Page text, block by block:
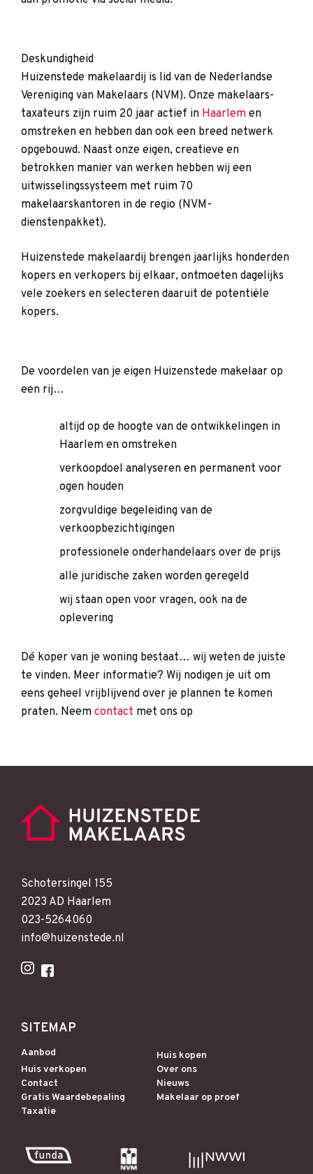
Deskundigheid
Huizenstede makelaardij is lid van de Nederlandse
Vereniging van Makelaars (NVM). Onze makelaars-
taxateurs zijn ruim 20 jaar actief in Haarlem en
omstreken en hebben dan ook een breed netwerk
opgebouwd. Naast onze eigen, creatieve en
betrokken manier van werken hebben wij een
uitwisselingssysteem met ruim 70
makelaarskantoren in de regio (NVM-
dienstenpakket).
Huizenstede makelaardij brengen jaarlijks honderden
kopers en verkopers bij elkaar, ontmoeten dagelijks
vele zoekers en selecteren daaruit de potentiële
kopers.
De voordelen van je eigen Huizenstede makelaar op
een rij…
altijd op de hoogte van de ontwikkelingen in
Haarlem en omstreken
verkoopdoel analyseren en permanent voor
ogen houden
zorgvuldige begeleiding van de
verkoopbezichtigingen
professionele onderhandelaars over de prijs
alle juridische zaken worden geregeld
wij staan open voor vragen, ook na de
oplevering
Dé koper van je woning bestaat… wij weten de juiste
te vinden. Meer informatie? Wij nodigen je uit om
eens geheel vrijblijvend over je plannen te komen
praten. Neem contact met ons op
Schotersingel 155
2023 AD Haarlem
023-5264060
info@huizenstede.nl
SITEMAP
Aanbod
Huis kopen
Huis verkopen
Over ons
Contact
Nieuws
Gratis Waardebepaling
Makelaar op proef
Taxatie